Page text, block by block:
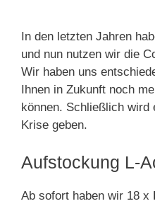
In den letzten Jahren
und nun nutzen wir die
Wir haben uns
Ihnen in Zukunft noch
können. Schließlich wird
Krise geben.
Aufstockung L-
Ab sofort haben wir 18 x